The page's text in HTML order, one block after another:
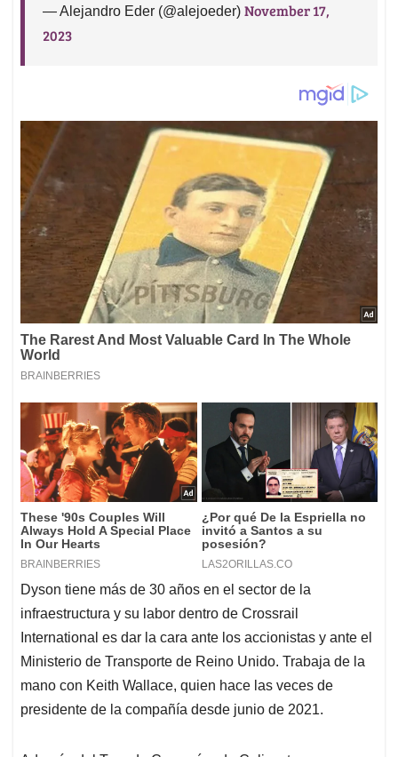
— Alejandro Eder (@alejoeder) November 17,
2023
Dyson tiene más de 30 años en el sector de la
infraestructura y su labor dentro de Crossrail
International es dar la cara ante los accionistas y ante el
Ministerio de Transporte de Reino Unido. Trabaja de la
mano con Keith Wallace, quien hace las veces de
presidente de la compañía desde junio de 2021.